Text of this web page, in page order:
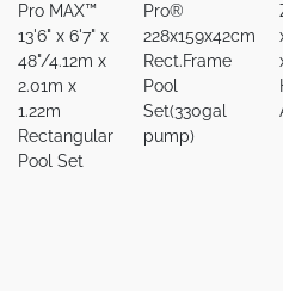
Pro MAX™
13'6" x 6'7" x
48"/4.12m x
2.01m x
1.22m
Rectangular
Pool Set
Pro®
228x159x42cm
Rect.Frame
Pool
Set(330gal
pump)